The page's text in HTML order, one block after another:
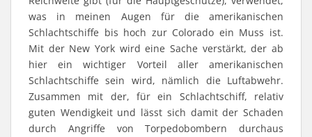
was in meinen Augen für die amerikanischen
Schlachtschiffe bis hoch zur Colorado ein Muss ist.
Mit der New York wird eine Sache verstärkt, der ab
hier ein wichtiger Vorteil aller amerikanischen
Schlachtschiffe sein wird, nämlich die Luftabwehr.
Zusammen mit der, für ein Schlachtschiff, relativ
guten Wendigkeit und lässt sich damit der Schaden
durch Angriffe von Torpedobombern durchaus